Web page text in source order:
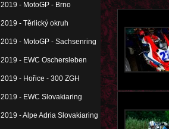
2019 - MotoGP - Brno
2019 - Těrlický okruh
2019 - MotoGP - Sachsenring
2019 - EWC Oschersleben
2019 - Hořice - 300 ZGH
2019 - EWC Slovakiaring
2019 - Alpe Adria Slovakiaring